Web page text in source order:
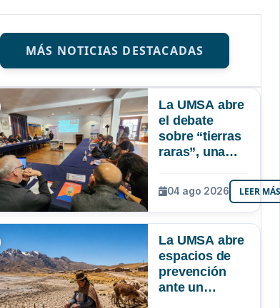
MÁS NOTICIAS DESTACADAS
La UMSA abre
el debate
sobre “tierras
raras”, una
mineral que
Bolivia aún no
explora ni
04 ago 2026 LEER
La UMSA abre
espacios de
prevención
ante un